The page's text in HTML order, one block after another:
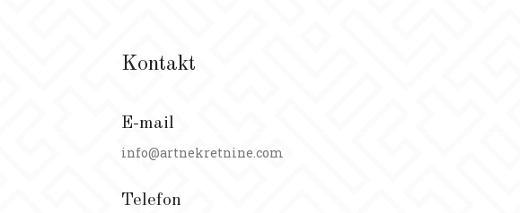
Kontakt
E-mail
info@artnekretnine.com
Telefon